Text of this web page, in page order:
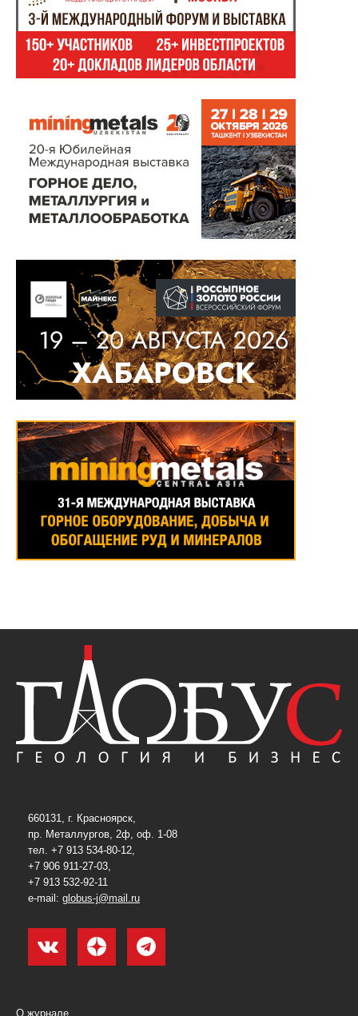
660131, г. Красноярск,
пр. Металлургов, 2ф, оф. 1-08
тел. +7 913 534-80-12,
+7 906 911-27-03,
+7 913 532-92-11
e-mail: globus-j@mail.ru
О журнале